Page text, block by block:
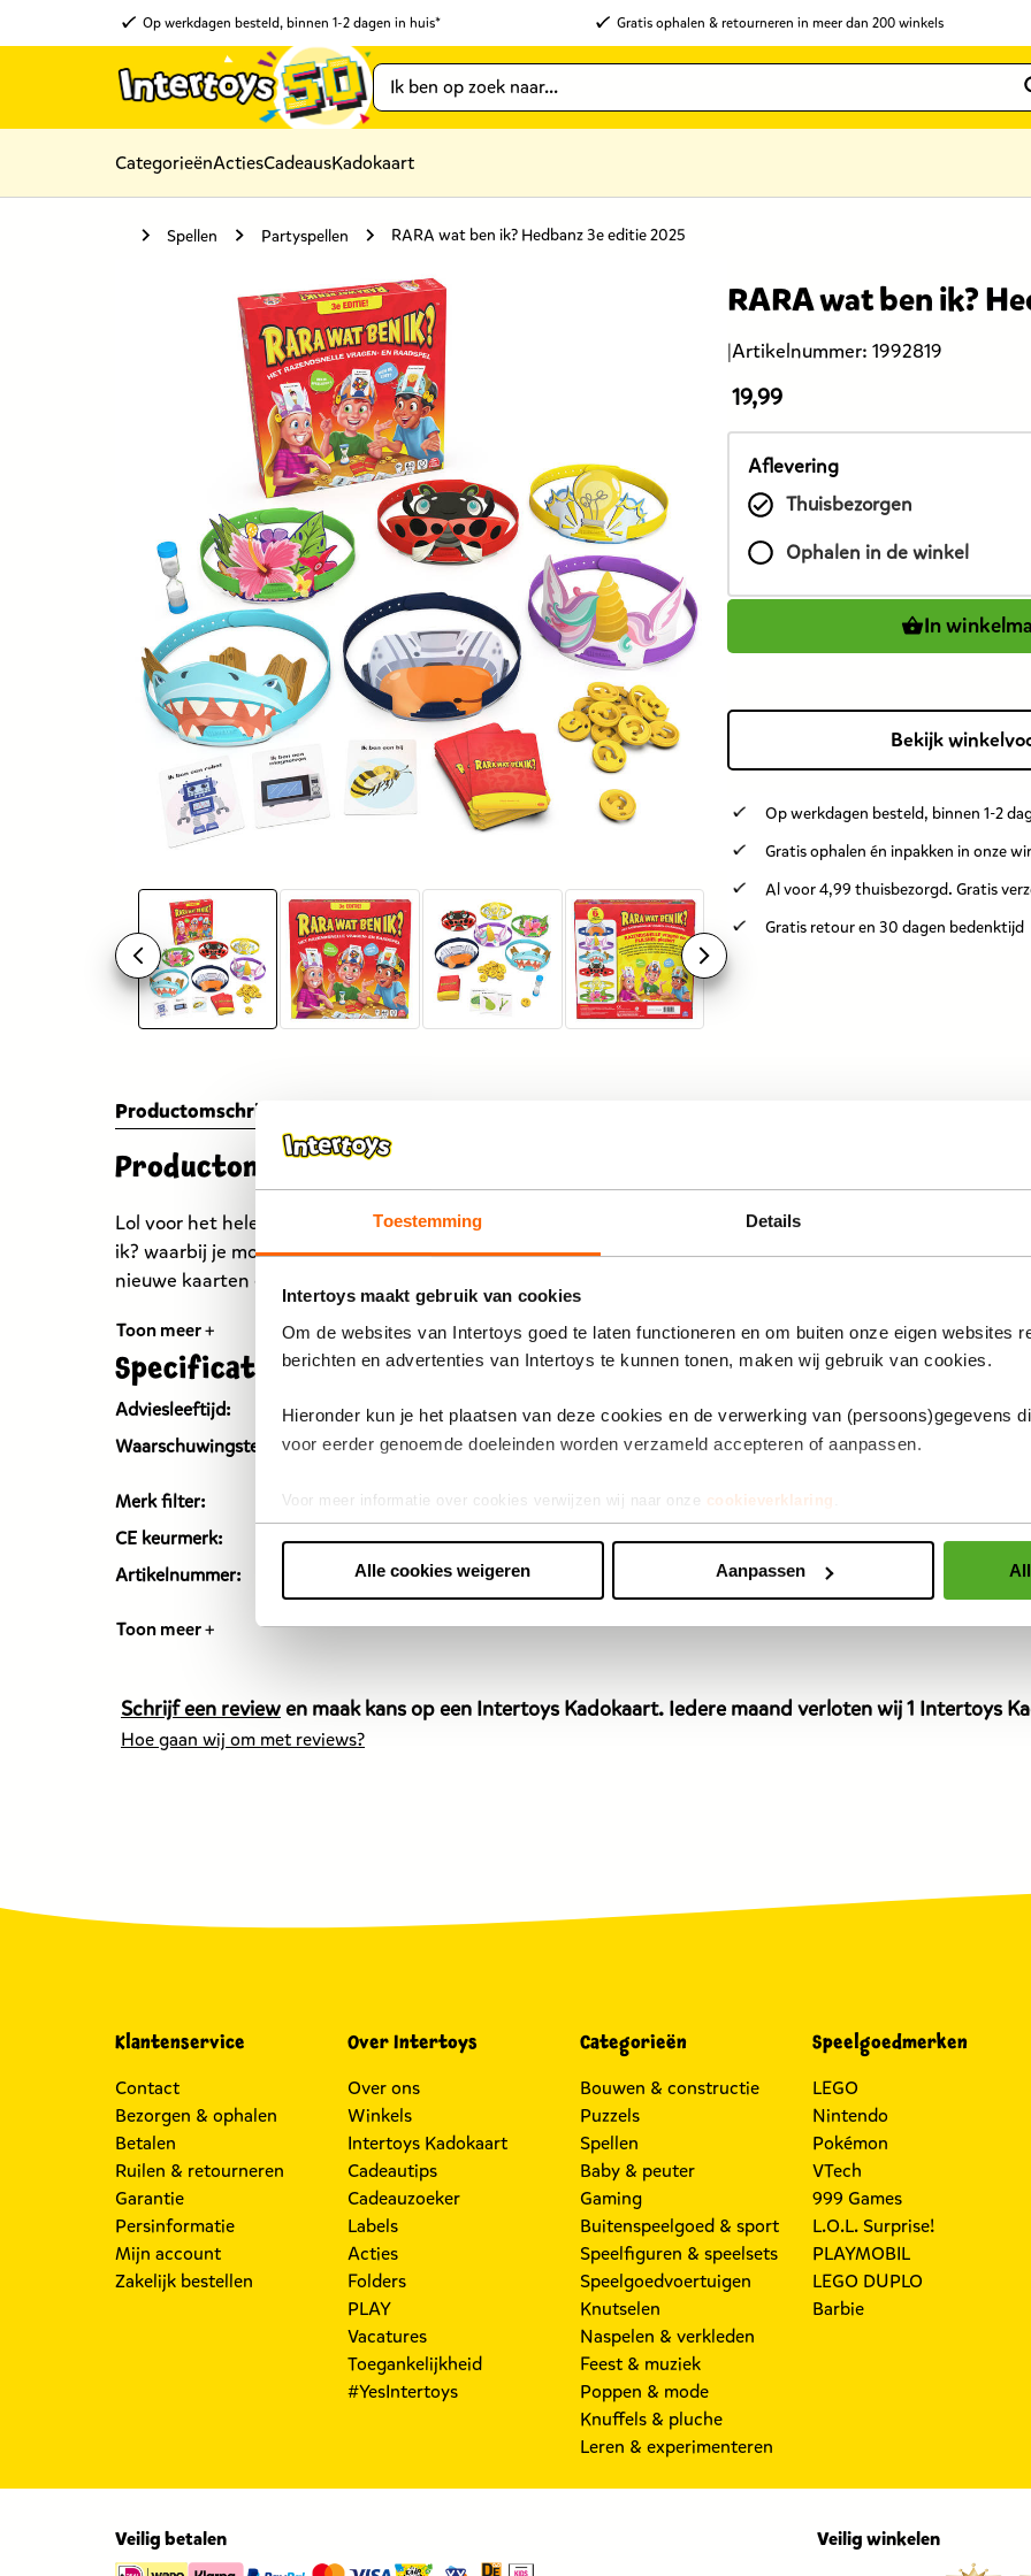
Toestemming Details
Intertoys maakt gebruik van cookies
Om de websites van Intertoys goed te laten functioneren en om buiten onze eigen websites
berichten en advertenties van Intertoys te kunnen tonen, maken wij gebruik van cookies.
Hieronder kun je het plaatsen van deze cookies en de verwerking van (persoons)gegevens
voor eerder genoemde doeleinden worden verzameld accepteren of aanpassen.
Voor meer informatie over cookies verwijzen wij naar onze cookieverklaring
Alle cookies weigeren Aanpassen
Op werkdagen besteld, binnen 1-2 dagen in huis* Gratis ophalen & retourneren in meer dan 200 winkels
CategorieënActiesCadeausKadokaart
Spellen Partyspellen RARA wat ben ik? Hedbanz 3e editie 2025
RARA wat ben ik?
|Artikelnummer: 1992819
De
prijs
van
product
19,99
euro.
19,99
Aflevering
Thuisbezorgen
Ophalen in de winkel
In
Bekijk
Op werkdagen besteld, binnen 1-2
Gratis ophalen én inpakken in onze
Al voor 4,99 thuisbezorgd. Gratis
Gratis retour en 30 dagen bedenktijd
Productomschrijving
Productomschrijving
Lol voor het hele gezin met het grappige spel Hedbanz: rara wat ben
ik? waarbij je moet raden wat er op je hoofdband staat. Nu met
nieuwe kaarten en hoofdbanden.
Toon meer +
Specificaties
Adviesleeftijd:
Vanaf 6 tot 10 jaar
Waarschuwingstekst:
Niet geschikt voor kinderen
Merk filter:
Spin Master
CE keurmerk:
Ja
Artikelnummer:
1992819
Toon meer +
reisspel
van
dit
product
is
Schrijf een reviewen maak kans op een Intertoys Kadokaart. Iedere maand verloten wij 1 Intertoys
Hoe gaan wij om met reviews?
Klantenservice
Contact
Bezorgen & ophalen
Betalen
Ruilen & retourneren
Garantie
Persinformatie
Mijn account
Zakelijk bestellen
Over Intertoys
Over ons
Winkels
Intertoys Kadokaart
Cadeautips
Cadeauzoeker
Labels
Acties
Folders
PLAY
Vacatures
Toegankelijkheid
#YesIntertoys
Categorieën
Bouwen & constructie
Puzzels
Spellen
Baby & peuter
Gaming
Buitenspeelgoed & sport
Speelfiguren & speelsets
Speelgoedvoertuigen
Knutselen
Naspelen & verkleden
Feest & muziek
Poppen & mode
Knuffels & pluche
Leren & experimenteren
Speelgoedmerken
LEGO
Nintendo
Pokémon
VTech
999 Games
L.O.L. Surprise!
PLAYMOBIL
LEGO DUPLO
Barbie
Veilig betalen Veilig winkelen